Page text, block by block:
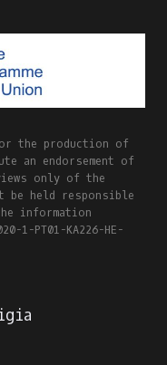
the production of
an endorsement of
only of the
be held responsible
information
PT01-KA226-HE-